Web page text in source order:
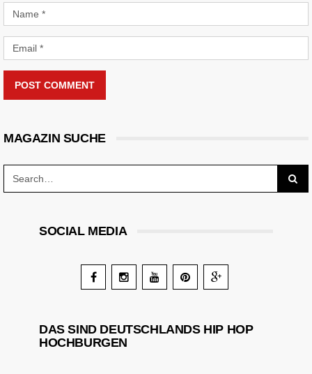
POST COMMENT
MAGAZIN SUCHE
SOCIAL MEDIA
DAS SIND DEUTSCHLANDS HIP HOP
HOCHBURGEN